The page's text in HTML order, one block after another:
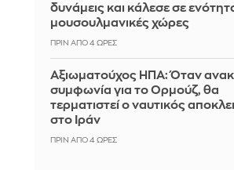
δυνάμεις και κάλεσε σε
μουσουλμανικές χώρες
ΠΡΙΝ ΑΠΌ 4 ΏΡΕΣ
Αξιωματούχος ΗΠΑ: Όταν
συμφωνία για το Ορμούζ, θα
τερματιστεί ο ναυτικός
στο Ιράν
ΠΡΙΝ ΑΠΌ 4 ΏΡΕΣ